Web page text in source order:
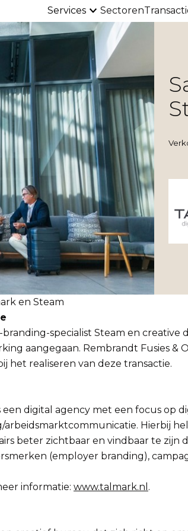
Services Sectoren
en Steam
specialist Steam en creative
aangegaan. Rembrandt Fusies &
het realiseren van deze transactie.
een digital agency met een focus op
arbeidsmarktcommunicatie. Hierbij
beter zichtbaar en vindbaar te zijn
(employer branding),
informatie: www.talmark.nl .